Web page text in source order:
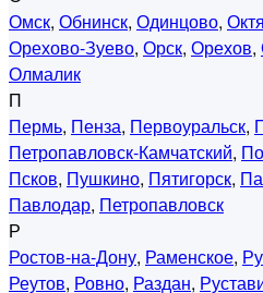
Омск, Обнинск, Одинцово,
Орехово-Зуево, Орск, Орехов,
Олмалик
П
Пермь, Пенза, Первоуральск,
Петропавловск-Камчатский,
Псков, Пушкино, Пятигорск,
Павлодар, Петропавловск
Р
Ростов-на-Дону, Раменское,
Реутов, Ровно, Раздан,